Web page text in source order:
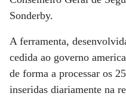
Sonderby.
A ferramenta,
cedida ao governo
de forma a processar os
inseridas diariamente na